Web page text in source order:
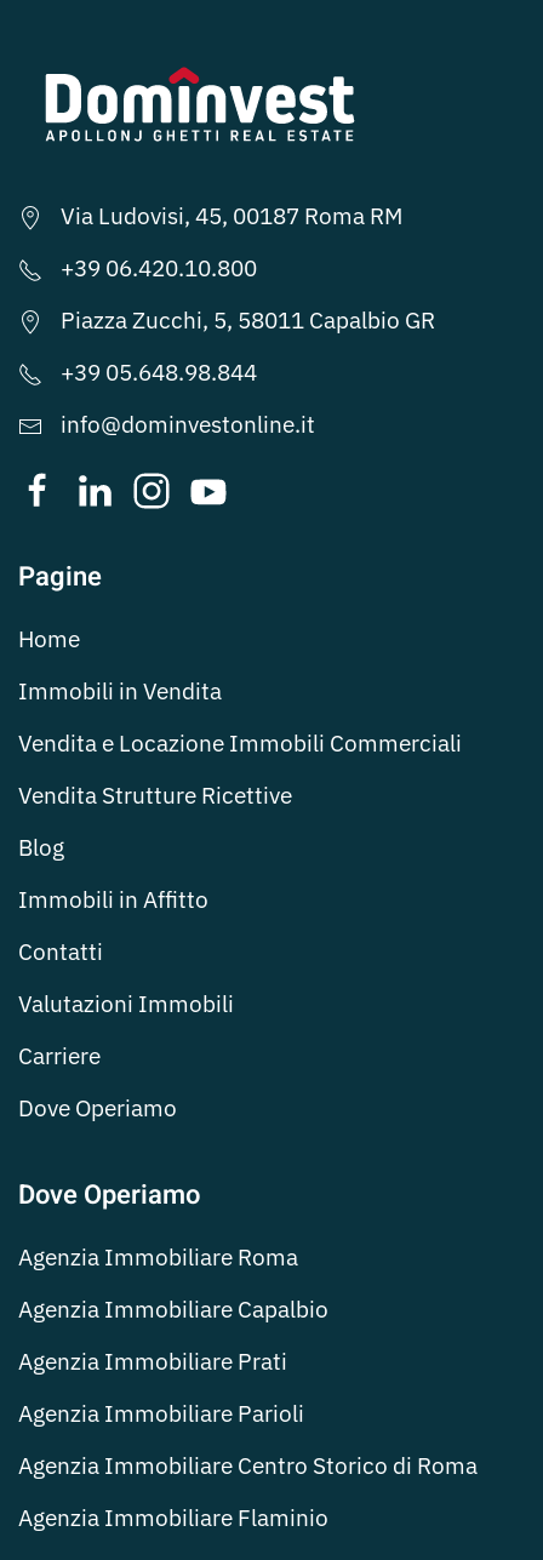
Via Ludovisi, 45, 00187 Roma RM
+39 06.420.10.800
Piazza Zucchi, 5, 58011 Capalbio GR
+39 05.648.98.844
info@dominvestonline.it
Pagine
Home
Immobili in Vendita
Vendita e Locazione Immobili Commerciali
Vendita Strutture Ricettive
Blog
Immobili in Affitto
Contatti
Valutazioni Immobili
Carriere
Dove Operiamo
Dove Operiamo
Agenzia Immobiliare Roma
Agenzia Immobiliare Capalbio
Agenzia Immobiliare Prati
Agenzia Immobiliare Parioli
Agenzia Immobiliare Centro Storico di Roma
Agenzia Immobiliare Flaminio